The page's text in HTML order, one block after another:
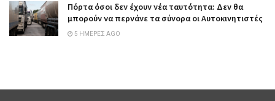
Πόρτα όσοι δεν έχουν νέα ταυτότητα: Δεν θα
μπορούν να περνάνε τα σύνορα οι Αυτοκινητιστές
5 ΗΜΈΡΕΣ AGO